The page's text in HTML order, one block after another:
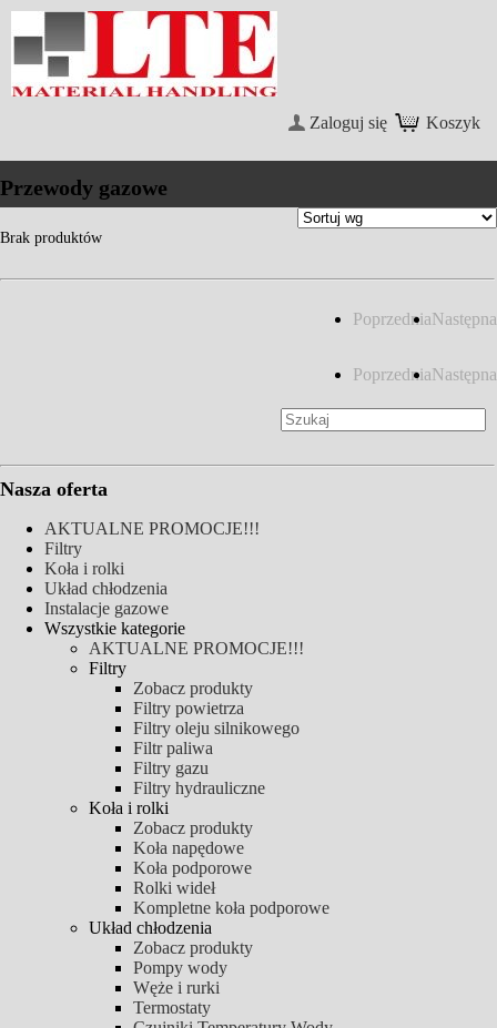
Koszyk
Zaloguj się
Przewody gazowe
Brak produktów
PoprzedniaNastępna
PoprzedniaNastępna
Nasza oferta
AKTUALNE PROMOCJE!!!
Filtry
Koła i rolki
Układ chłodzenia
Instalacje gazowe
Wszystkie kategorie
AKTUALNE PROMOCJE!!!
Filtry
Zobacz produkty
Filtry powietrza
Filtry oleju silnikowego
Filtr paliwa
Filtry gazu
Filtry hydrauliczne
Koła i rolki
Zobacz produkty
Koła napędowe
Koła podporowe
Rolki wideł
Kompletne koła podporowe
Układ chłodzenia
Zobacz produkty
Pompy wody
Węże i rurki
Termostaty